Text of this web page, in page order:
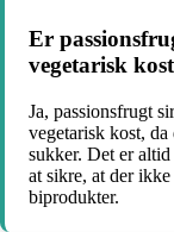
Er
vegetarisk
Ja, passionsfrugt
vegetarisk kost, da
sukker. Det er
at sikre, at der
biprodukter.